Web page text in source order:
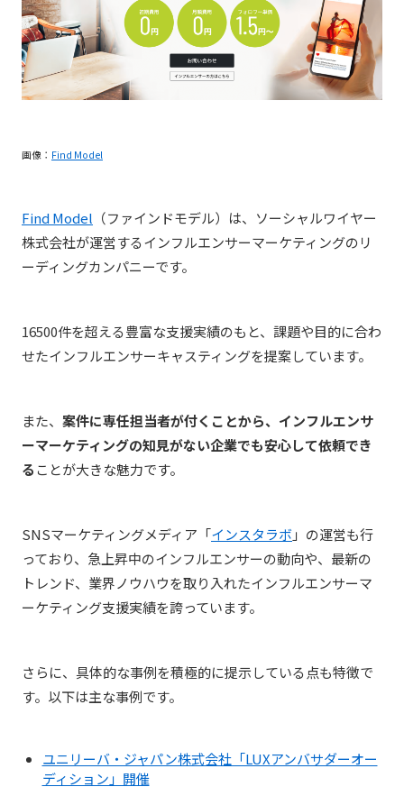
画像： Find Model
Find Model （ファインドモデル）は、ソーシャルワイヤー
株式会社が運営するインフルエンサーマーケティングのリ
ーディングカンパニーです。
16500件を超える豊富な支援実績のもと、課題や目的に合わ
せたインフルエンサーキャスティングを提案しています。
また、 案件に専任担当者が付くことから、インフルエンサ
ーマーケティングの知見がない企業でも安心して依頼でき
ることが大きな魅力です。
SNSマーケティングメディア「インスタラボ 」の運営も行
っており、急上昇中のインフルエンサーの動向や、最新の
トレンド、業界ノウハウを取り入れたインフルエンサーマ
ーケティング支援実績を誇っています。
さらに、具体的な事例を積極的に提示している点も特徴で
す。以下は主な事例です。
ユニリーバ・ジャパン株式会社「LUXアンバサダーオー
ディション」開催